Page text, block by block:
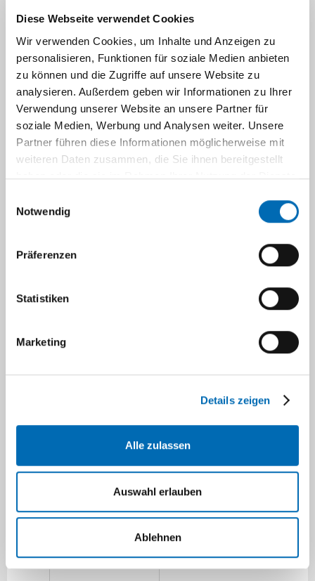
Diese Webseite verwendet Cookies
Wir verwenden Cookies, um Inhalte und Anzeigen zu
personalisieren, Funktionen für soziale Medien anbieten
zu können und die Zugriffe auf unsere Website zu
analysieren. Außerdem geben wir Informationen zu Ihrer
Verwendung unserer Website an unsere Partner für
soziale Medien, Werbung und Analysen weiter. Unsere
Partner führen diese Informationen möglicherweise mit
weiteren Daten zusammen, die Sie ihnen bereitgestellt
haben oder die sie im Rahmen Ihrer Nutzung der Dienste
Notwendig
Präferenzen
Statistiken
Marketing
Details zeigen
Alle zulassen
Auswahl erlauben
Ablehnen
Ausführliche Informationen finden Sie auf der
Klinikseelsorge
Telefon: 0211
duesseldorf.de
Gebäude 13.77, 1. OG -
gegenüber der
Moorenstr. 5, Geb 13.77,
40225 Düsseldorf